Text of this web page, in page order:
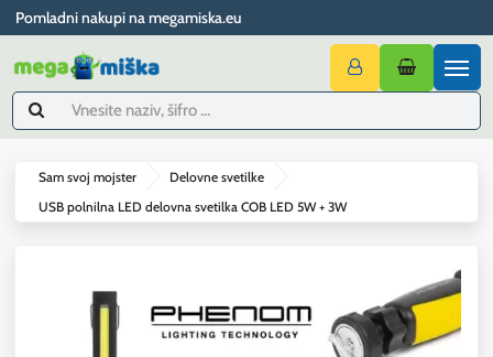
Pomladni nakupi na megamiska.eu
Sam svoj mojster
Delovne svetilke
USB polnilna LED delovna svetilka COB LED 5W + 3W